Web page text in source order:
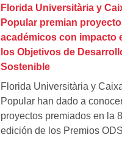
Florida Universitària y
Popular premian
académicos con impacto
los Objetivos de
Sostenible
Florida Universitària y
Popular han dado a
proyectos premiados en la
edición de los Premios